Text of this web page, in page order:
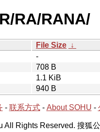
RA/RANA/
File Size ↓
-
708 B
1.1 KiB
940 B
- 联系方式- About SOHU -
Rights Reserved. 搜狐公